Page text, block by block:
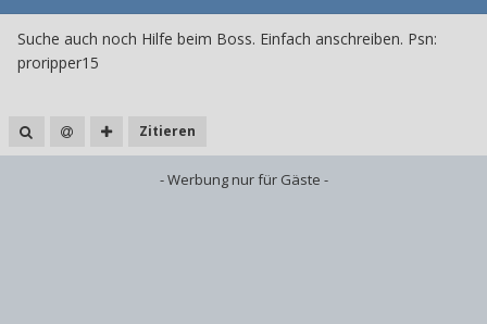
Suche auch noch Hilfe beim Boss. Einfach anschreiben. Psn:
proripper15
Zitieren
- Werbung nur für Gäste -